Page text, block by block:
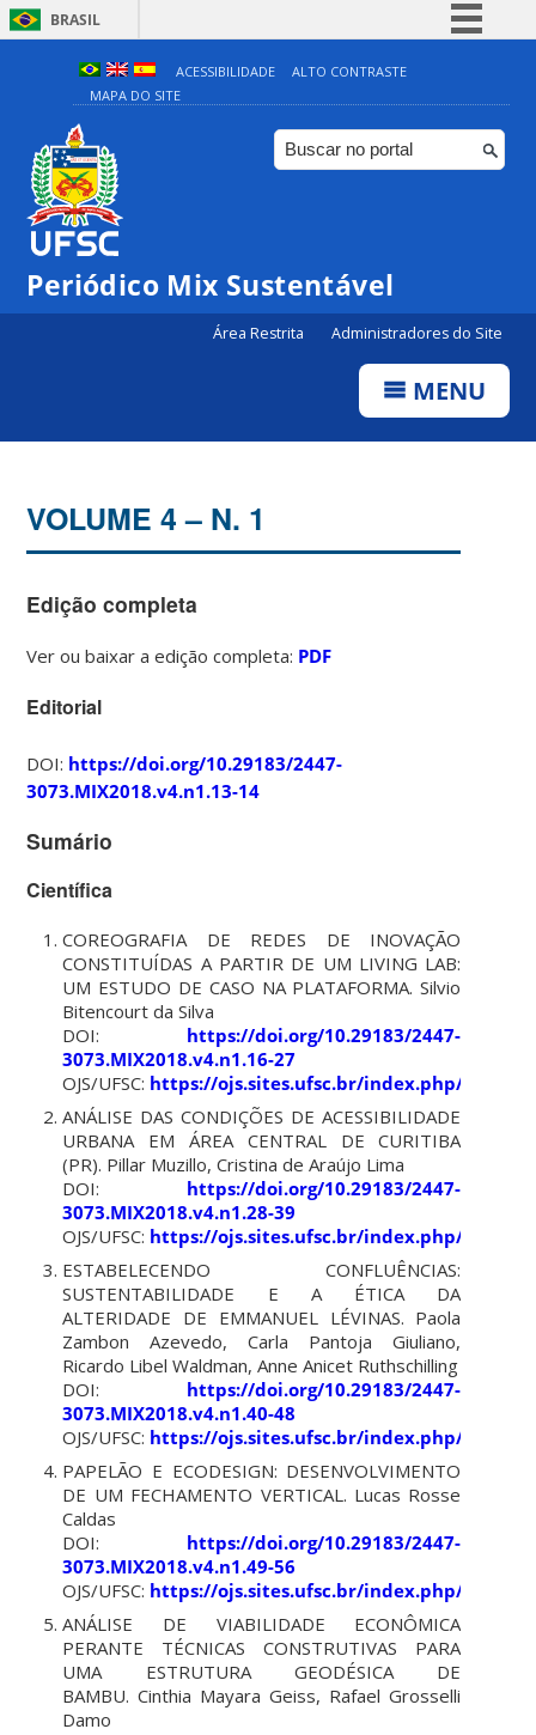
BRASIL
Simplifique!
Comunica BR
Participe
ACESSIBILIDADE
ALTO CONTRASTE
MAPA DO SITE
Periódico Mix Sustentável
Área Restrita Administradores do Site
MENU
VOLUME 4 – N. 1
Edição completa
Ver ou baixar a edição completa: PDF
Editorial
DOI: https://doi.org/10.29183/2447-
3073.MIX2018.v4.n1.13-14
Sumário
Científica
COREOGRAFIA DE REDES DE INOVAÇÃO
CONSTITUÍDAS A PARTIR DE UM LIVING LAB:
UM ESTUDO DE CASO NA PLATAFORMA. Silvio
Bitencourt da Silva
DOI: https://doi.org/10.29183/2447-
3073.MIX2018.v4.n1.16-27
OJS/UFSC: https://ojs.sites.ufsc.br/index.php/
ANÁLISE DAS CONDIÇÕES DE ACESSIBILIDADE
URBANA EM ÁREA CENTRAL DE CURITIBA
(PR). Pillar Muzillo, Cristina de Araújo Lima
DOI: https://doi.org/10.29183/2447-
3073.MIX2018.v4.n1.28-39
OJS/UFSC: https://ojs.sites.ufsc.br/index.php/
ESTABELECENDO CONFLUÊNCIAS:
SUSTENTABILIDADE E A ÉTICA DA
ALTERIDADE DE EMMANUEL LÉVINAS. Paola
Zambon Azevedo, Carla Pantoja Giuliano,
Ricardo Libel Waldman, Anne Anicet Ruthschilling
DOI: https://doi.org/10.29183/2447-
3073.MIX2018.v4.n1.40-48
OJS/UFSC: https://ojs.sites.ufsc.br/index.php/
PAPELÃO E ECODESIGN: DESENVOLVIMENTO
DE UM FECHAMENTO VERTICAL. Lucas Rosse
Caldas
DOI: https://doi.org/10.29183/2447-
3073.MIX2018.v4.n1.49-56
OJS/UFSC: https://ojs.sites.ufsc.br/index.php/
ANÁLISE DE VIABILIDADE ECONÔMICA
PERANTE TÉCNICAS CONSTRUTIVAS PARA
UMA ESTRUTURA GEODÉSICA DE
BAMBU. Cinthia Mayara Geiss, Rafael Grosselli
Damo